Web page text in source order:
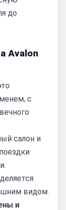
до
Avalon
с
салон и
видом.
и